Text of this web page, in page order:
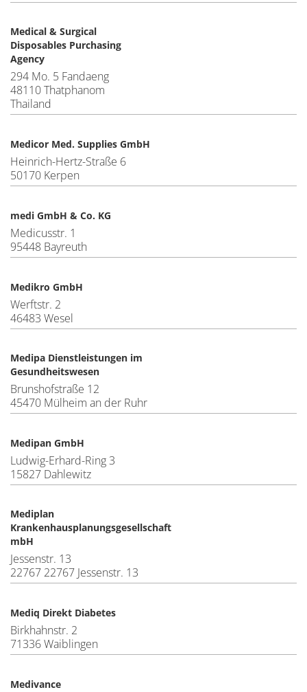
Medical & Surgical
Disposables Purchasing
Agency
294 Mo. 5 Fandaeng
48110 Thatphanom
Thailand
Medicor Med. Supplies GmbH
Heinrich-Hertz-Straße 6
50170 Kerpen
medi GmbH & Co. KG
Medicusstr. 1
95448 Bayreuth
Medikro GmbH
Werftstr. 2
46483 Wesel
Medipa Dienstleistungen im
Gesundheitswesen
Brunshofstraße 12
45470 Mülheim an der Ruhr
Medipan GmbH
Ludwig-Erhard-Ring 3
15827 Dahlewitz
Mediplan
Krankenhausplanungsgesellschaft
mbH
Jessenstr. 13
22767 22767 Jessenstr. 13
Mediq Direkt Diabetes
Birkhahnstr. 2
71336 Waiblingen
Medivance